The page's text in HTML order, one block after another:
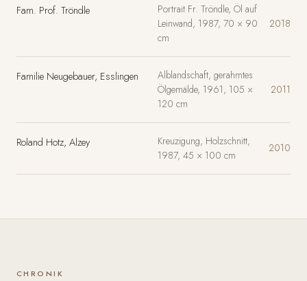
Fam. Prof. Tröndle
Portrait Fr. Tröndle, Öl auf
Leinwand, 1987, 70 × 90
cm
2018
Familie Neugebauer, Esslingen
Alblandschaft, gerahmtes
Ölgemälde, 1961, 105 ×
120 cm
2011
Roland Hotz, Alzey
Kreuzigung, Holzschnitt,
1987, 45 × 100 cm
2010
CHRONIK